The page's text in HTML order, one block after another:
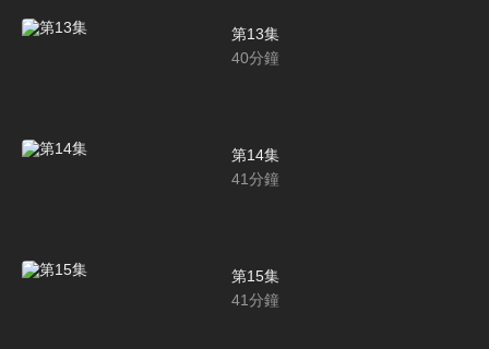
第13集
40分鐘
第14集
41分鐘
第15集
41分鐘